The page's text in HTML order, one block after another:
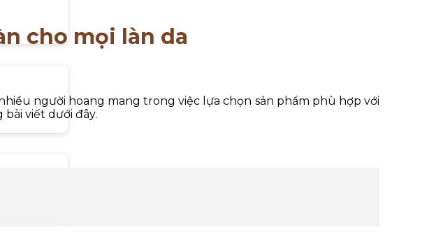
cho mọi làn da
người hoang mang trong việc lựa chọn sản phẩm phù hợp với
bài viết dưới đây.